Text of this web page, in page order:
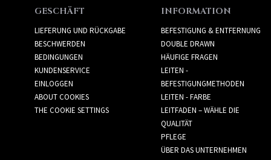
GESCHÄFT
LIEFERUNG UND RÜCKGABE
BESCHWERDEN
BEDINGUNGEN
KUNDENSERVICE
EINLOGGEN
ABOUT COOKIES
THE COOKIE SETTINGS
INFORMATION
BEFESTIGUNG & ENTFERNUNG
DOUBLE DRAWN
HÄUFIGE FRAGEN
LEITEN -
BEFESTIGUNGMETHODEN
LEITEN - FARBE
LEITFADEN – WÄHLE DIE
QUALITÄT
PFLEGE
ÜBER DAS UNTERNEHMEN